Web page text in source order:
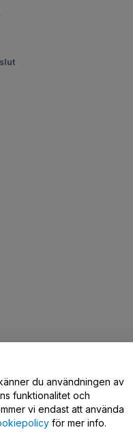
du användningen av
funktionalitet och
vi endast att använda
för mer info.